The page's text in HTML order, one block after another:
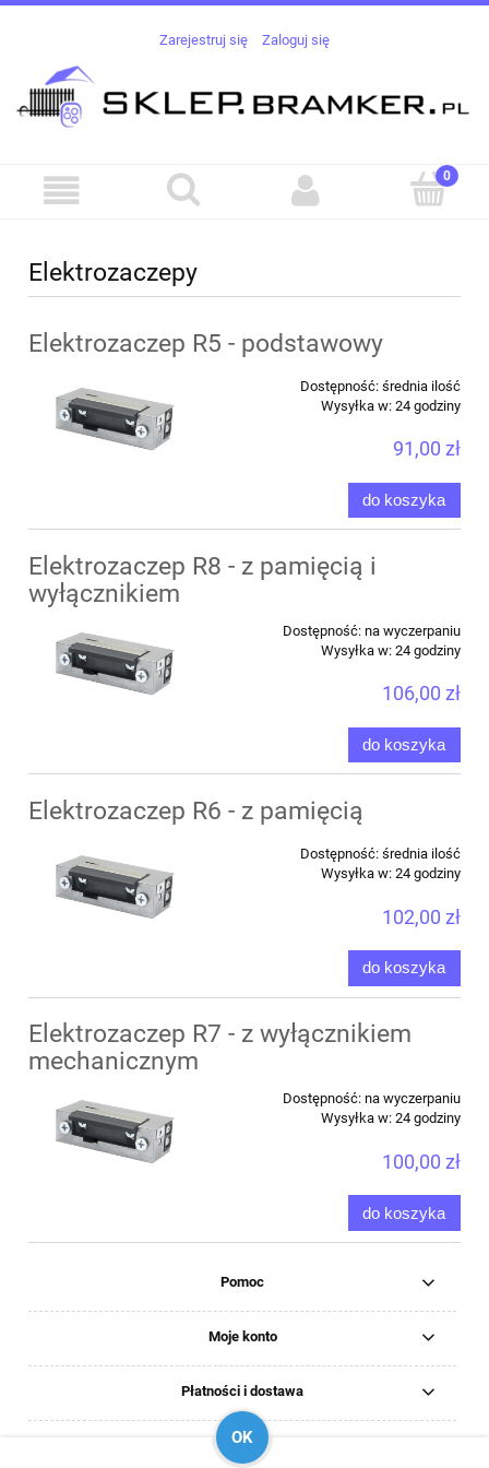
Zarejestruj się Zaloguj się
Elektrozaczepy
Elektrozaczep R5 - podstawowy
Dostępność: średnia ilość
Wysyłka w: 24 godziny
91,00 zł
do koszyka
Elektrozaczep R8 - z pamięcią i
wyłącznikiem
Dostępność: na wyczerpaniu
Wysyłka w: 24 godziny
106,00 zł
do koszyka
Elektrozaczep R6 - z pamięcią
Dostępność: średnia ilość
Wysyłka w: 24 godziny
102,00 zł
do koszyka
Elektrozaczep R7 - z wyłącznikiem
mechanicznym
Dostępność: na wyczerpaniu
Wysyłka w: 24 godziny
100,00 zł
do koszyka
Pomoc
Moje konto
Płatności i dostawa
Informacje
OK